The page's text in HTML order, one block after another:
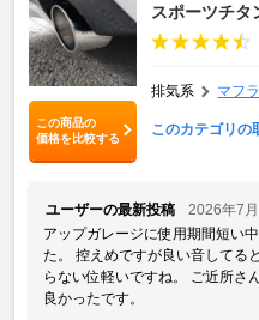
この商品の
価格を比較する
スポーツチタ
排気系 マフ
このカテゴリの
ユーザーの最新投稿
2026年7
アップガレージに使用期間短い
た。 控えめですが良い音してる
らない位軽いですね。 ご近所さ
良かったです。